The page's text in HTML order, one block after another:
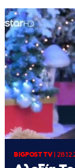
BIGPOST TV|